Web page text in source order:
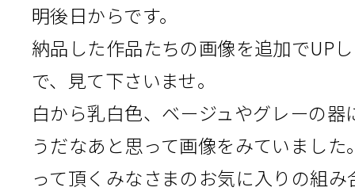
明後日からです。
納品した作品たちの画像を追加でUP
で、見て下さいませ。
白から乳白色、ベージュやグレーの器
うだなあと思って画像をみていました
って頂くみなさまのお気に入りの組み